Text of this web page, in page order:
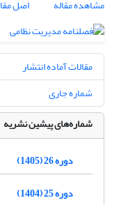
مشاهده مقاله
اصل
مقالات آماده انتشار
شماره جاری
شماره‌های پیشین نشریه
دوره 26 (1405)
دوره 25 (1404)